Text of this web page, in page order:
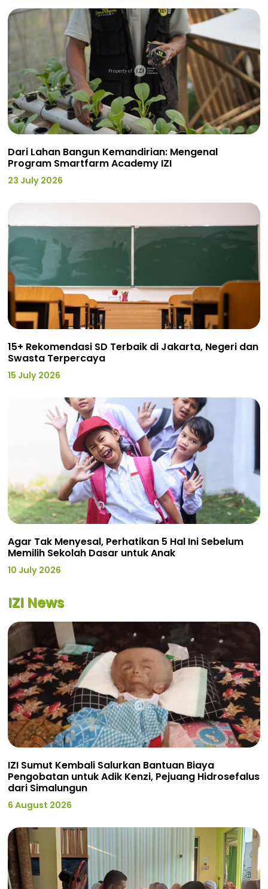
Dari Lahan Bangun Kemandirian: Mengenal
Program Smartfarm Academy IZI
23 July 2026
15+ Rekomendasi SD Terbaik di Jakarta, Negeri dan
Swasta Terpercaya
15 July 2026
Agar Tak Menyesal, Perhatikan 5 Hal Ini Sebelum
Memilih Sekolah Dasar untuk Anak
10 July 2026
IZI News
IZI Sumut Kembali Salurkan Bantuan Biaya
Pengobatan untuk Adik Kenzi, Pejuang Hidrosefalus
dari Simalungun
6 August 2026